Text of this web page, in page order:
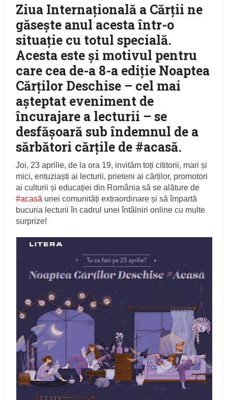
Ziua Internațională a Cărții ne
găsește anul acesta într-o
situație cu totul specială.
Acesta este și motivul pentru
care cea de-a 8-a ediție Noaptea
Cărților Deschise – cel mai
așteptat eveniment de
încurajare a lecturii – se
desfășoară sub îndemnul de a
sărbători cărțile de #acasă.
Joi, 23 aprilie, de la ora 19, invităm toți cititorii, mari și
mici, entuziaști ai lecturii, prieteni ai cărților, promotori
ai culturii și educației din România să se alăture de
#acasă unei comunități extraordinare și să împartă
bucuria lecturii în cadrul unei întâlniri online cu multe
surprize!